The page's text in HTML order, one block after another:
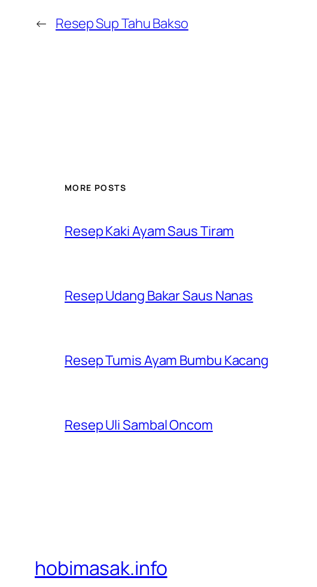
← Resep Sup Tahu Bakso
MORE POSTS
Resep Kaki Ayam Saus Tiram
Resep Udang Bakar Saus Nanas
Resep Tumis Ayam Bumbu Kacang
Resep Uli Sambal Oncom
hobimasak.info